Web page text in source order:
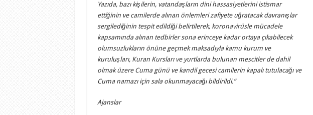
Yazıda, bazı kişilerin, vatandaşların dini hassasiyetlerini istismar
ettiğinin ve camilerde alınan önlemleri zafiyete uğratacak davranışlar
sergilediğinin tespit edildiği belirtilerek, koronavirüsle mücadele
kapsamında alınan tedbirler sona erinceye kadar ortaya çıkabilecek
olumsuzlukların önüne geçmek maksadıyla kamu kurum ve
kuruluşları, Kuran Kursları ve yurtlarda bulunan mescitler de dahil
olmak üzere Cuma günü ve kandil gecesi camilerin kapalı tutulacağı ve
Cuma namazı için sala okunmayacağı bildirildi.”
Ajanslar